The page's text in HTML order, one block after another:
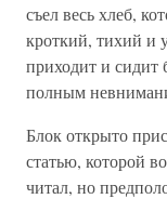
съел весь хлеб,
кроткий, тихий и
приходит и сидит
полным
Блок открыто
статью, которой
читал, но